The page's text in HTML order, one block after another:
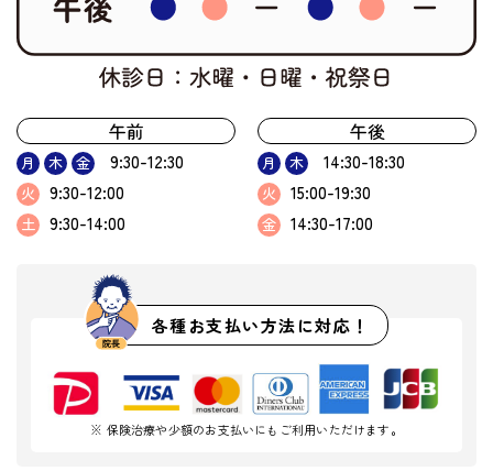
午前
月 木 金 9:30-12:30
火 9:30-12:00
土 9:30-14:00
午後
月 木 14:30-18:30
火 15:00-19:30
金 14:30-17:00
各種お支払い方法に対応！
※ 保険治療や少額のお支払いにもご利用いただけます。